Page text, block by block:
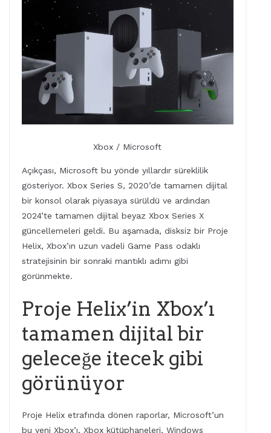
Xbox / Microsoft
Açıkçası, Microsoft bu yönde yıllardır süreklilik
gösteriyor. Xbox Series S, 2020’de tamamen dijital
bir konsol olarak piyasaya sürüldü ve ardından
2024’te tamamen dijital beyaz Xbox Series X
güncellemeleri geldi. Bu aşamada, disksiz bir Proje
Helix, Xbox’ın uzun vadeli Game Pass odaklı
stratejisinin bir sonraki mantıklı adımı gibi
görünmekte.
Proje Helix’in Xbox’ı
tamamen dijital bir
geleceğe itecek gibi
görünüyor
Proje Helix etrafında dönen raporlar, Microsoft’un
bu yeni Xbox’ı, Xbox kütüphaneleri, Windows